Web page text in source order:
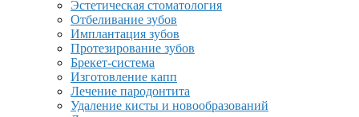
Эстетическая стоматология
Отбеливание зубов
Имплантация зубов
Протезирование зубов
Брекет-система
Изготовление капп
Лечение пародонтита
Удаление кисты и новообразований